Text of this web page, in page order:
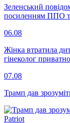
Зеленський
посиленням ППО
06.08
Жінка втратила
гінеколог
07.08
Трамп дав